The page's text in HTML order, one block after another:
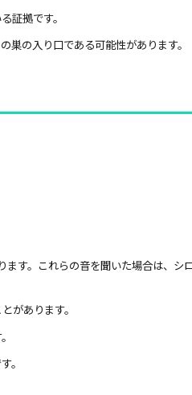
証拠です。
の入り口である可能性があります。
す。これらの音を聞いた場合は、シ
があります。
。